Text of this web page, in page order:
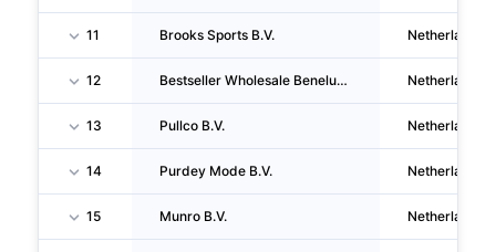
11 Brooks Sports B.V. Netherlands
12 Bestseller Wholesale Benelux B.V. Netherlands
13 Pullco B.V. Netherlands
14 Purdey Mode B.V. Netherlands
15 Munro B.V. Netherlands